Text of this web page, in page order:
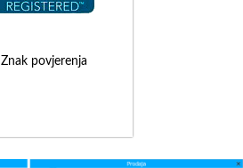
Znak povjerenja